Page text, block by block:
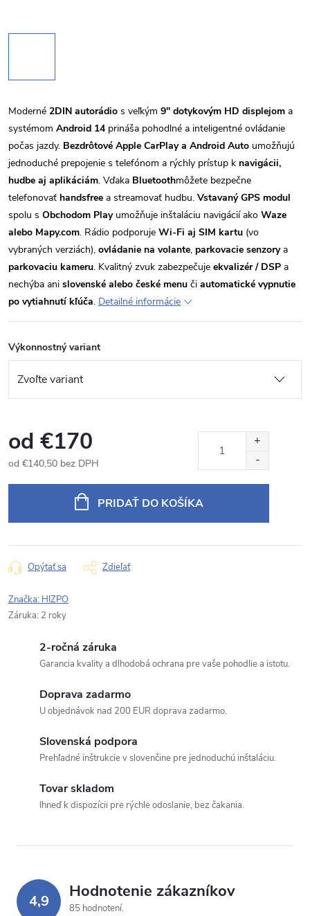
Moderné 2DIN autorádio s veľkým 9" dotykovým HD displejom a
systémom Android 14 prináša pohodlné a inteligentné ovládanie
počas jazdy. Bezdrôtové Apple CarPlay a Android Auto umožňujú
jednoduché prepojenie s telefónom a rýchly prístup k navigácii,
hudbe aj aplikáciám. Vďaka Bluetoothmôžete bezpečne
telefonovať handsfree a streamovať hudbu. Vstavaný GPS modul
spolu s Obchodom Playumožňuje inštaláciu navigácií ako Waze
alebo Mapy.com. Rádio podporuje Wi-Fi aj SIM kartu (vo
vybraných verziách), ovládanie na volante, parkovacie senzorya
parkovaciu kameru. Kvalitný zvuk zabezpečuje ekvalizér / DSP a
nechýba ani slovenské alebo české menu či automatické vypnutie
po vytiahnutí kľúča. Detailné informácie
Výkonnostný variant
od €170
od €140,50 bez DPH
PRIDAŤ DO KOŠÍKA
Opýtať sa Zdieľať
Značka: HIZPO
Záruka: 2 roky
2-ročná záruka
Garancia kvality a dlhodobá ochrana pre vaše pohodlie a istotu.
Doprava zadarmo
U objednávok nad 200 EUR doprava zadarmo.
Slovenská podpora
Prehľadné inštrukcie v slovenčine pre jednoduchú inštaláciu.
Tovar skladom
Ihneď k dispozícii pre rýchle odoslanie, bez čakania.
4,9 Hodnotenie zákazníkov
85 hodnotení